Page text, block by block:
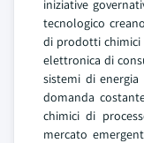
iniziative
tecnologico
di prodotti chimici
elettronica di
sistemi di
domanda
chimici di
mercato